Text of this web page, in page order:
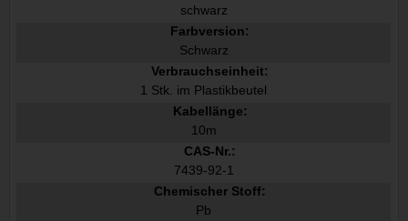
schwarz
Farbversion:
Schwarz
Verbrauchseinheit:
1 Stk. im Plastikbeutel
Kabellänge:
10m
CAS-Nr.:
7439-92-1
Chemischer Stoff:
Pb